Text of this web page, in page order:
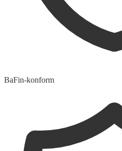
BaFin-konform